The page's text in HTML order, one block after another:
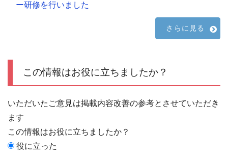
ー研修を行いました
さらに見る
この情報はお役に立ちましたか？
いただいたご意見は掲載内容改善の参考とさせていただき
ます
この情報はお役に立ちましたか？
役に立った